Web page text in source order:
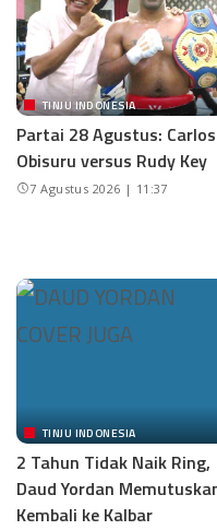
TINJU INDONESIA
Partai 28 Agustus: Carlos
Obisuru versus Rudy Key
7 Agustus 2026 | 11:37
TINJU INDONESIA
2 Tahun Tidak Naik Ring,
Daud Yordan
Kembali ke Kalbar